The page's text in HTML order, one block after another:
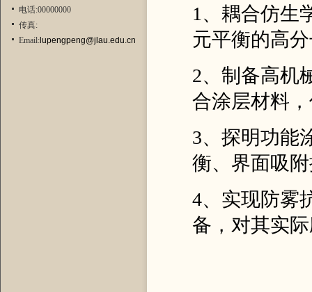
电话:00000000
传真:
Email:lupengpeng@jlau.edu.cn
1、耦合仿生
元平衡的高
2、制备高机
合涂层材料
3、探明功能
衡、界面吸
4、实现防雾
备，对其实